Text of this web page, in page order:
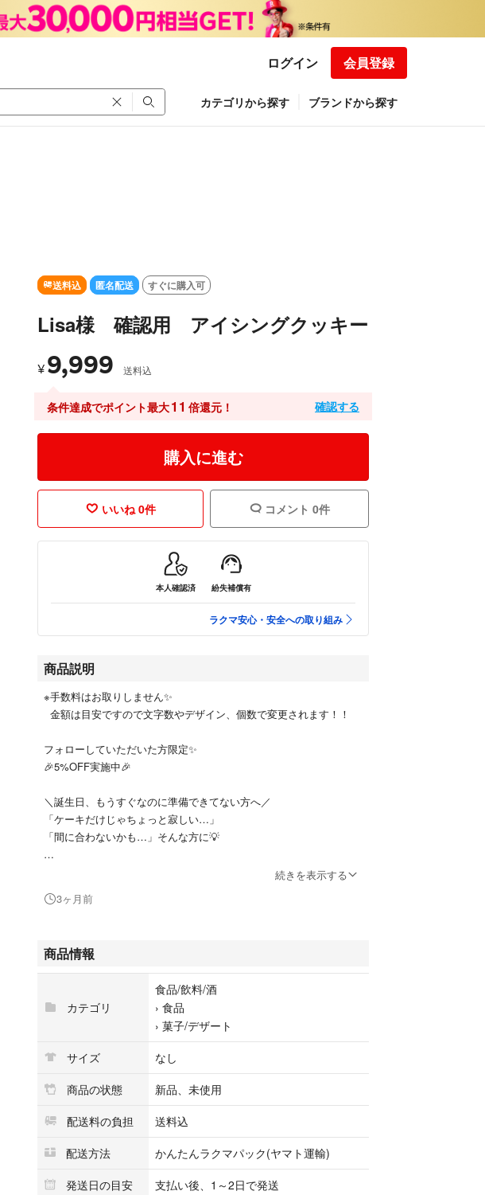
ログイン 会員登録
カテゴリから探す ブランドから探す
送料込 匿名配送 すぐに購入可
Lisa様 確認用 アイシングクッキー
¥ 9,999 送料込
条件達成でポイント最大11 倍還元！ 確認する
購入に進む
いいね 0件 コメント 0件
本人確認済 紛失補償有
ラクマ安心・安全への取り組み
商品説明
※手数料はお取りしません✨
金額は目安ですので文字数やデザイン、個数で変更されます！！
フォローしていただいた方限定✨
🎉5%OFF実施中🎉
＼誕生日、もうすぐなのに準備できてない方へ／
「ケーキだけじゃちょっと寂しい…」
「間に合わないかも…」そんな方に💡
⚠️発送2日前のご注文は＋¥1000（お急ぎ対応）
国産小麦粉・バター・卵・きび砂糖を使用し、見た目も味もこだわっ
たクッキーをお作りしています！
【オーダー方法】コピペして埋めるだけでOK👇
①キャラクター、モチーフ
②数字（色・デザイン）
③プレート（色・デザイン）
④お名前クッキー（文字・色）
⑤装飾（色）
⑦お届け都道府県
⑧掲載可否（お名前は隠せます）
⑨お届け希望日
続きを表示する
3ヶ月前
商品情報
カテゴリ
食品/飲料/酒
› 食品
› 菓子/デザート
サイズ
なし
商品の状態
新品、未使用
配送料の負担
送料込
配送方法
かんたんラクマパック(ヤマト運輸)
発送日の目安
支払い後、1～2日で発送